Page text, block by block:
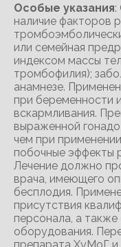
Особые указания:
наличие факторов
или семейная
индексом массы
тромбофилия);
анамнезе.
при беременности
вскармливания.
выраженной
чем при
побочные эффекты
Лечение должно
врача, имеющего
бесплодия.
присутствия
персонала, а
оборудования.